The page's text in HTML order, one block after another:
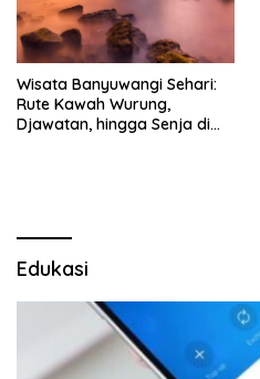
Wisata Banyuwangi Sehari:
Rute Kawah Wurung,
Djawatan, hingga Senja di
Edukasi